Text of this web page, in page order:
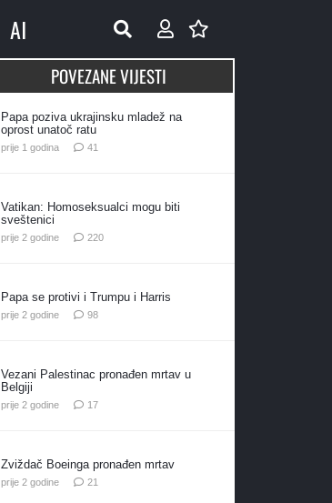
AI
POVEZANE VIJESTI
Papa poziva ukrajinsku mladež na
oprost unatoč ratu
prije 1 godina 41
Vatikan: Homoseksualci mogu biti
sveštenici
prije 2 godine 220komentara
Papa se protivi i Trumpu i Harris
prije 2 godine 98komentara
Vezani Palestinac pronađen mrtav u
Belgiji
prije 2 godine 17komentara
Zviždač Boeinga pronađen mrtav
prije 2 godine 21